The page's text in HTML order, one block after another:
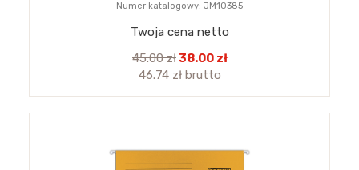
Numer katalogowy: JM10385
Twoja cena netto
45.00 zł38.00 zł
46.74 zł brutto